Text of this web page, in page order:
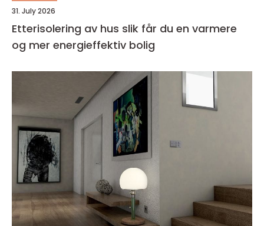
31. July 2026
Etterisolering av hus slik får du en varmere
og mer energieffektiv bolig